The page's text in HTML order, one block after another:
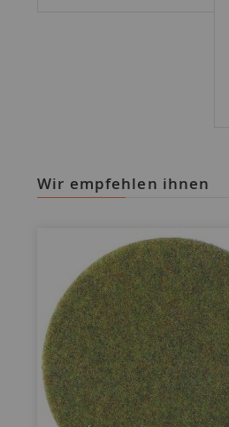
wir empfehlen ihnen